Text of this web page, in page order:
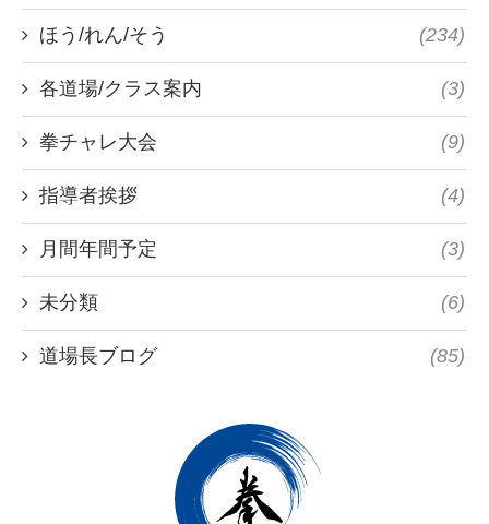
ほう/れん/そう (234)
各道場/クラス案内 (3)
拳チャレ大会 (9)
指導者挨拶 (4)
月間年間予定 (3)
未分類 (6)
道場長ブログ (85)